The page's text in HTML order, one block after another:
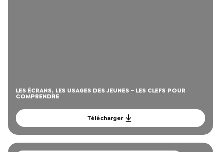
LES ÉCRANS, LES USAGES DES JEUNES - LES CLEFS POUR
COMPRENDRE
Télécharger